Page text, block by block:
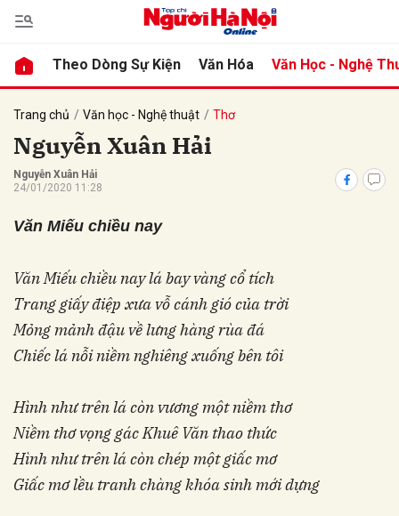
Theo Dòng Sự Kiện Văn Hóa Văn Học - Nghệ
Trang chủ Văn học - Nghệ thuật Thơ
Nguyễn Xuân Hải
Nguyễn Xuân Hải
24/01/2020 11:28
Văn Miếu chiều nay
Văn Miếu chiều nay lá bay vàng cổ tích
Trang giấy điệp xưa vỗ cánh gió của trời
Mỏng mảnh đậu về lưng hàng rùa đá
Chiếc lá nỗi niềm nghiêng xuống bên tôi
Hình như trên lá còn vương một niềm thơ
Niềm thơ vọng gác Khuê Văn thao thức
Hình như trên lá còn chép một giấc mơ
Giấc mơ lều tranh chàng khóa sinh mới dựng
luận